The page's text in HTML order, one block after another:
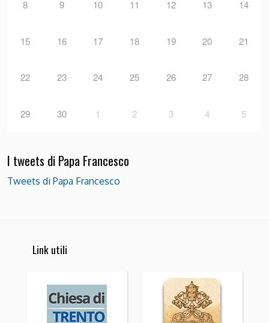
8 9 10 11 12 13 14
15 16 17 18 19 20 21
22 23 24 25 26 27 28
29 30 1 2 3 4 5
I tweets di Papa Francesco
Tweets di Papa Francesco
Link utili